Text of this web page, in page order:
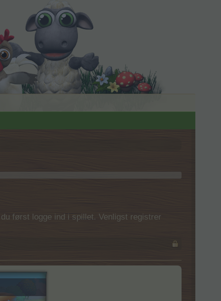
først logge ind i spillet. Venligst registrer